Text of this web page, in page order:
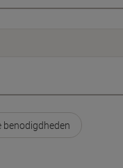
benodigdheden